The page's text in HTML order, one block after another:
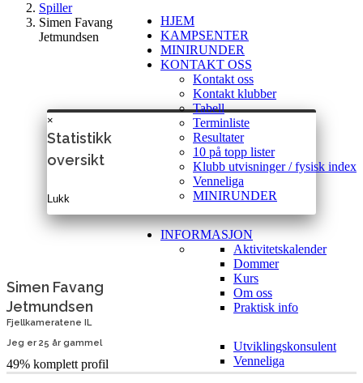
HJEM
KAMPSENTER
MINIRUNDER
KONTAKT OSS
Kontakt oss
Kontakt klubber
Tabell
Terminliste
Resultater
10 på topp lister
Klubb utvisninger / fysisk index
Venneliga
MINIRUNDER
INFORMASJON
Aktivitetskalender
Dommer
Kurs
Om oss
Praktisk info
Utviklingskonsulent
Venneliga
Spiller
Simen Favang
Jetmundsen
×
Statistikk
oversikt
Lukk
Simen Favang
Jetmundsen
Fjellkameratene IL
Jeg er 25 år gammel
49% komplett profil